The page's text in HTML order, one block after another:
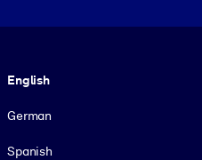
English
German
Spanish